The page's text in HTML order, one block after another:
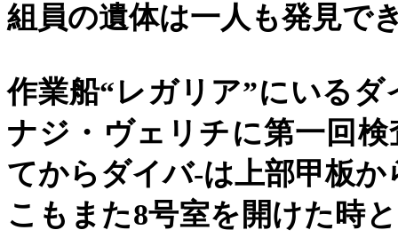
組員の遺体は一人も発見で
作業船“レガリア”にいるダ
ナジ・ヴェリチに第一回
てからダイバ-は上部甲板か
こもまた8号室を開けた時